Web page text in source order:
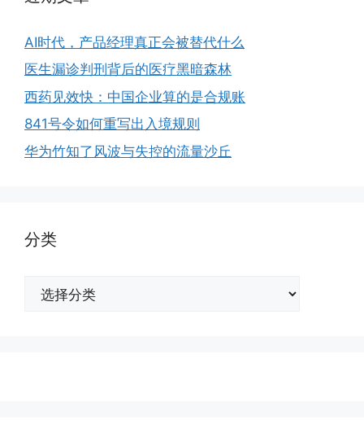
AI时代，产品经理真正会被替代什么
医生漏诊判刑背后的医疗黑暗森林
西药见效快：中国企业算的是合规账
841号令如何重写出入境规则
华为竹知了风波与失控的流量沙丘
分类